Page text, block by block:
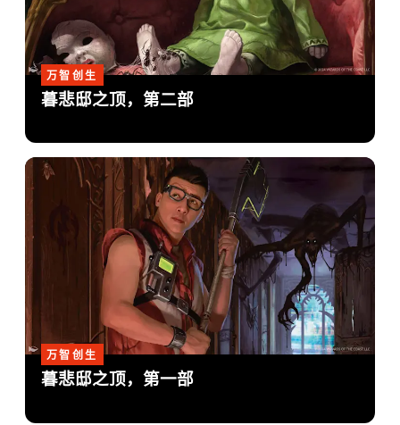
万智创生
暮悲邸之顶，第二部
万智创生
暮悲邸之顶，第一部